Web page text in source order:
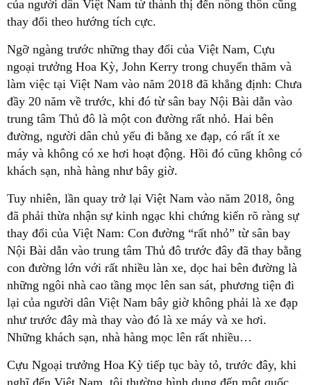
của người dân Việt Nam từ thành thị đến nông thôn cũng
thay đổi theo hướng tích cực.
Ngỡ ngàng trước những thay đổi của Việt Nam, Cựu
ngoại trưởng Hoa Kỳ, John Kerry trong chuyến thăm và
làm việc tại Việt Nam vào năm 2018 đã khẳng định: Chưa
đầy 20 năm về trước, khi đó từ sân bay Nội Bài dẫn vào
trung tâm Thủ đô là một con đường rất nhỏ. Hai bên
đường, người dân chủ yếu đi bằng xe đạp, có rất ít xe
máy và không có xe hơi hoạt động. Hồi đó cũng không có
khách sạn, nhà hàng như bây giờ.
Tuy nhiên, lần quay trở lại Việt Nam vào năm 2018, ông
đã phải thừa nhận sự kinh ngạc khi chứng kiến rõ ràng sự
thay đổi của Việt Nam: Con đường “rất nhỏ” từ sân bay
Nội Bài dẫn vào trung tâm Thủ đô trước đây đã thay bằng
con đường lớn với rất nhiều làn xe, dọc hai bên đường là
những ngôi nhà cao tầng mọc lên san sát, phương tiện đi
lại của người dân Việt Nam bây giờ không phải là xe đạp
như trước đây mà thay vào đó là xe máy và xe hơi.
Những khách sạn, nhà hàng mọc lên rất nhiều…
Cựu Ngoại trưởng Hoa Kỳ tiếp tục bày tỏ, trước đây, khi
nghĩ đến Việt Nam, tôi thường hình dung đến một quốc